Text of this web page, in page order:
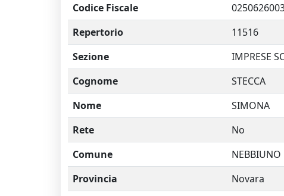
Codice Fiscale
Repertorio
11516
Sezione
IMPRESE
Cognome
STECCA
Nome
SIMONA
Rete
No
Comune
NEBBIUNO
Provincia
Novara